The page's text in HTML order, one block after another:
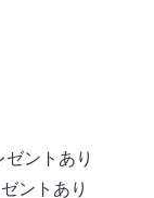
ントあり
ントあり